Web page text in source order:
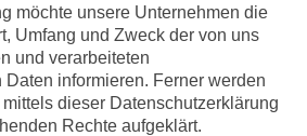
möchte unsere Unternehmen die
Umfang und Zweck der von uns
und verarbeiteten
informieren. Ferner werden
dieser Datenschutzerklärung
Rechte aufgeklärt.